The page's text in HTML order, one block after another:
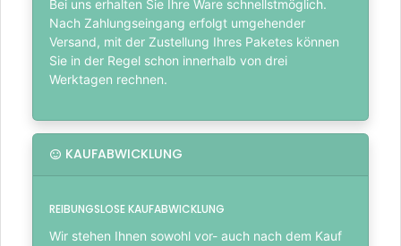
Bei uns erhalten Sie Ihre Ware schnellstmöglich.
Nach Zahlungseingang erfolgt umgehender
Versand, mit der Zustellung Ihres Paketes können
Sie in der Regel schon innerhalb von drei
Werktagen rechnen.
KAUFABWICKLUNG
REIBUNGSLOSE KAUFABWICKLUNG
Wir stehen Ihnen sowohl vor- auch nach dem Kauf